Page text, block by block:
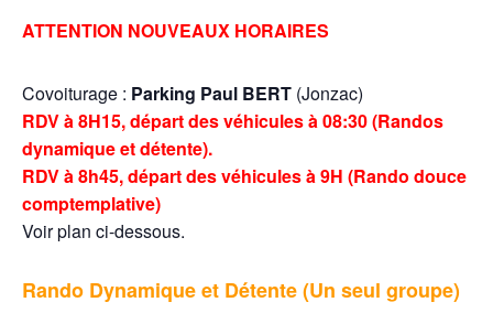
ATTENTION NOUVEAUX HORAIRES
Covoiturage : Parking Paul BERT (Jonzac)
RDV à 8H15, départ des véhicules à 08:30 (Randos
dynamique et détente).
RDV à 8h45, départ des véhicules à 9H (Rando douce
comptemplative)
Voir plan ci-dessous.
Rando Dynamique et Détente (Un seul groupe)